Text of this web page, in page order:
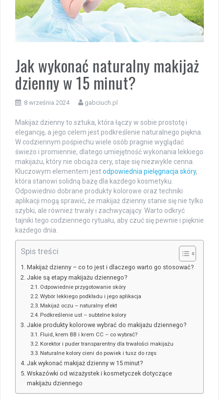
Jak wykonać naturalny makijaż
dzienny w 15 minut?
8 września 2024 gabciuch.pl
Makijaż dzienny to sztuka, która łączy w sobie prostotę i
elegancję, a jego celem jest podkreślenie naturalnego piękna.
W codziennym pośpiechu wiele osób pragnie wyglądać
świeżo i promiennie, dlatego umiejętność wykonania lekkiego
makijażu, który nie obciąża cery, staje się niezwykle cenna.
Kluczowym elementem jestodpowiednia pielęgnacja skóry,
która stanowi solidną bazę dla każdego kosmetyku.
Odpowiednio dobrane produkty kolorowe oraz techniki
aplikacji mogą sprawić, że makijaż dzienny stanie się nie tylko
szybki, ale również trwały i zachwycający. Warto odkryć
tajniki tego codziennego rytuału, aby czuć się pewnie i pięknie
każdego dnia.
Spis treści
Makijaż dzienny – co to jest i dlaczego warto go stosować?
Jakie są etapy makijażu dziennego?
Odpowiednie przygotowanie skóry
Wybór lekkiego podkładu i jego aplikacja
Makijaż oczu – naturalny efekt
Podkreślenie ust – subtelne kolory
Jakie produkty kolorowe wybrać do makijażu dziennego?
Fluid, krem BB i krem CC – co wybrać?
Korektor i puder transparentny dla trwałości makijażu
Naturalne kolory cieni do powiek i tusz do rzęs
Jak wykonać makijaż dzienny w 15 minut?
Wskazówki od wizażystek i kosmetyczek dotyczące
makijażu dziennego